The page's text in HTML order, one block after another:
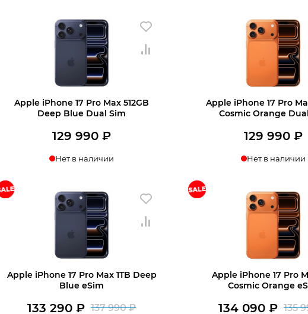
129
990 ₽.
890 ₽.
В корзину
Apple iPhone 17 Pro Max 512GB
Deep Blue Dual Sim
129 990₽
Нет в наличии
Apple iPhone 17 Pro
Cosmic Orange
129 990₽
Нет в наличии
Apple iPhone 17 Pro Max 1TB Deep
Blue eSim
137 990₽
133 290₽
Apple iPhone 17 Pro
Cosmic Orange
135
134 090₽